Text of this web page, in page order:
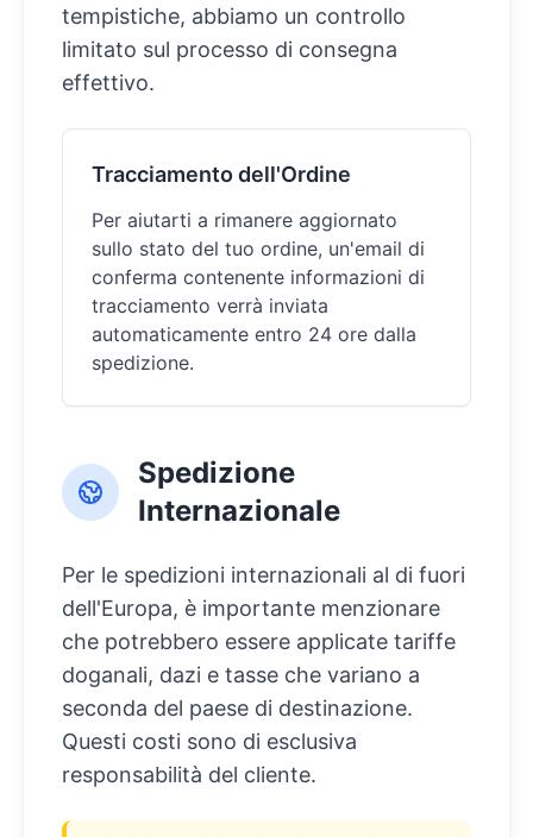
tempistiche, abbiamo un controllo
limitato sul processo di consegna
effettivo.
Tracciamento dell'Ordine
Per aiutarti a rimanere aggiornato
sullo stato del tuo ordine, un'email di
conferma contenente informazioni di
tracciamento verrà inviata
automaticamente entro 24 ore dalla
spedizione.
Spedizione
Internazionale
Per le spedizioni internazionali al di fuori
dell'Europa, è importante menzionare
che potrebbero essere applicate tariffe
doganali, dazi e tasse che variano a
seconda del paese di destinazione.
Questi costi sono di esclusiva
responsabilità del cliente.